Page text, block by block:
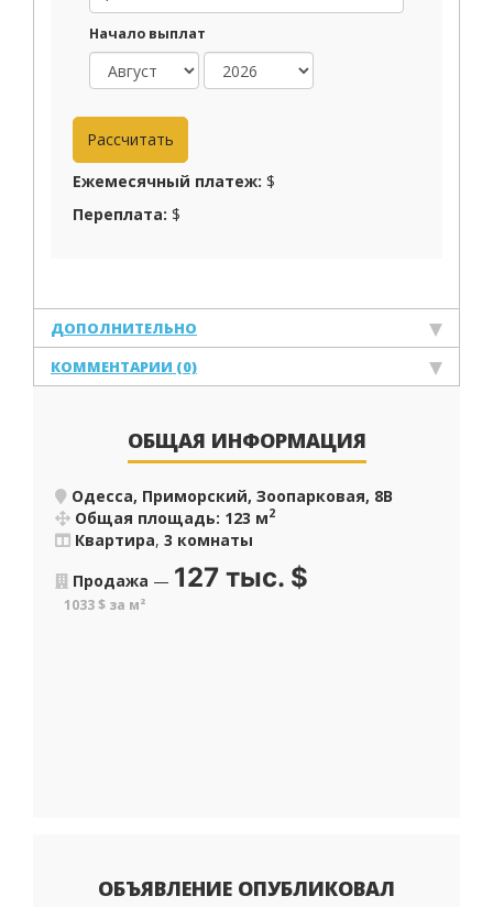
Начало выплат
Ежемесячный платеж: $
Переплата: $
ДОПОЛНИТЕЛЬНО
КОММЕНТАРИИ (0)
ОБЩАЯ ИНФОРМАЦИЯ
Одесса, Приморский, Зоопарковая, 8В
Общая площадь: 123 м2
Квартира, 3 комнаты
Продажа — 127 тыс. $
1033 $ за м²
ОБЪЯВЛЕНИЕ ОПУБЛИКОВАЛ